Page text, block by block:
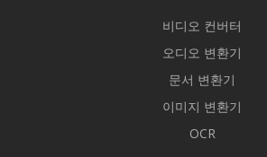
비디오 컨버터
오디오 변환기
문서 변환기
이미지 변환기
OCR